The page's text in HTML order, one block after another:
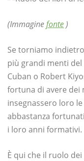
(Immaginefonte )
Se torniamo
più grandi menti
Cuban o Robert
fortuna di avere dei
insegnassero loro
abbastanza
i loro anni formativi.
È qui che il ruolo